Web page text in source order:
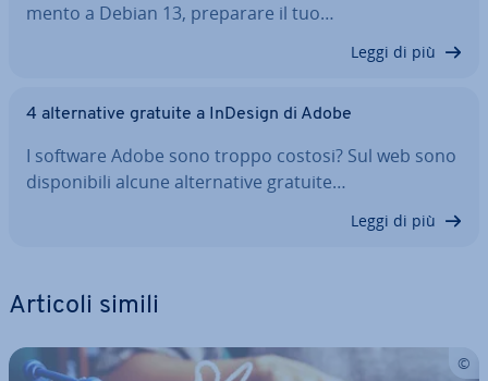
men­to a Debian 13, preparare il tuo…
Leggi di più
4 al­ter­na­ti­ve gratuite a InDesign di Adobe
I software Adobe sono troppo costosi? Sul web sono
di­spo­ni­bi­li alcune al­ter­na­ti­ve gratuite…
Leggi di più
Articoli simili